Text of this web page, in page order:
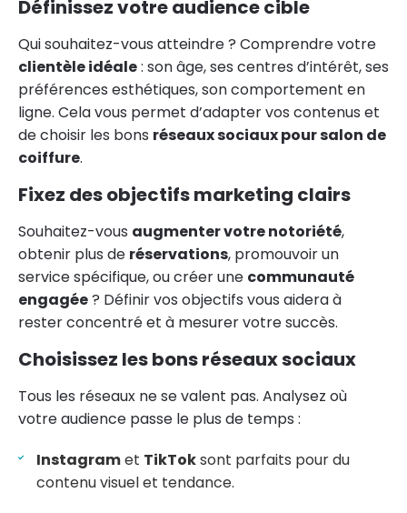
Définissez votre audience cible
Qui souhaitez-vous atteindre ? Comprendre votre
clientèle idéale: son âge, ses centres d’intérêt, ses
préférences esthétiques, son comportement en
ligne. Cela vous permet d’adapter vos contenus et
de choisir les bons réseaux sociaux pour salon de
coiffure.
Fixez des objectifs marketing clairs
Souhaitez-vous augmenter votre notoriété,
obtenir plus de réservations, promouvoir un
service spécifique, ou créer une communauté
engagée? Définir vos objectifs vous aidera à
rester concentré et à mesurer votre succès.
Choisissez les bons réseaux sociaux
Tous les réseaux ne se valent pas. Analysez où
votre audience passe le plus de temps :
Instagramet TikToksont parfaits pour du
contenu visuel et tendance.